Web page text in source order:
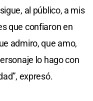
al público, a mis
que confiaron en
admiro, que amo,
lo hago con
expresó.